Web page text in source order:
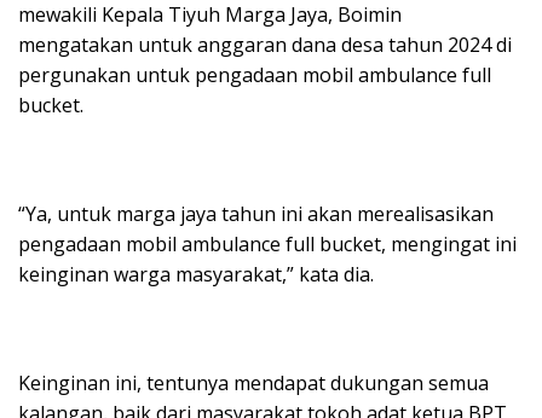
mewakili Kepala Tiyuh Marga Jaya, Boimin
mengatakan untuk anggaran dana desa tahun 2024 di
pergunakan untuk pengadaan mobil ambulance full
bucket.
“Ya, untuk marga jaya tahun ini akan merealisasikan
pengadaan mobil ambulance full bucket, mengingat ini
keinginan warga masyarakat,” kata dia.
Keinginan ini, tentunya mendapat dukungan semua